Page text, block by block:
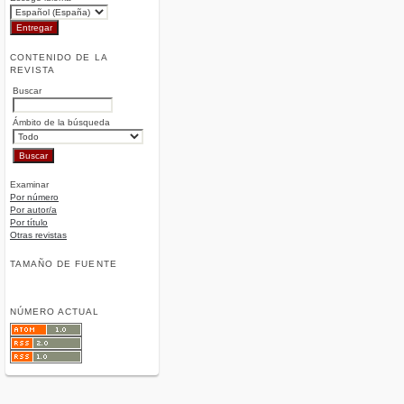
CONTENIDO DE LA
REVISTA
Buscar
Ámbito de la búsqueda
Examinar
Por número
Por autor/a
Por título
Otras revistas
TAMAÑO DE FUENTE
NÚMERO ACTUAL